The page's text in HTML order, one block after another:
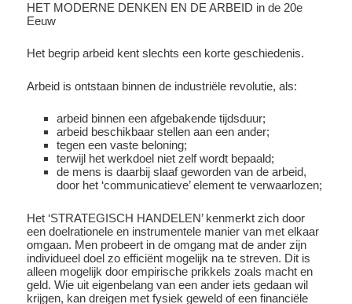
HET MODERNE DENKEN EN DE ARBEID in de 20e
Eeuw
Het begrip arbeid kent slechts een korte geschiedenis.
Arbeid is ontstaan binnen de industriële revolutie, als:
arbeid binnen een afgebakende tijdsduur;
arbeid beschikbaar stellen aan een ander;
tegen een vaste beloning;
terwijl het werkdoel niet zelf wordt bepaald;
de mens is daarbij slaaf geworden van de arbeid,
door het ‘communicatieve’ element te verwaarlozen;
Het ‘STRATEGISCH HANDELEN’ kenmerkt zich door
een doelrationele en instrumentele manier van met elkaar
omgaan. Men probeert in de omgang mat de ander zijn
individueel doel zo efficiënt mogelijk na te streven. Dit is
alleen mogelijk door empirische prikkels zoals macht en
geld. Wie uit eigenbelang van een ander iets gedaan wil
krijgen, kan dreigen met fysiek geweld of een financiële